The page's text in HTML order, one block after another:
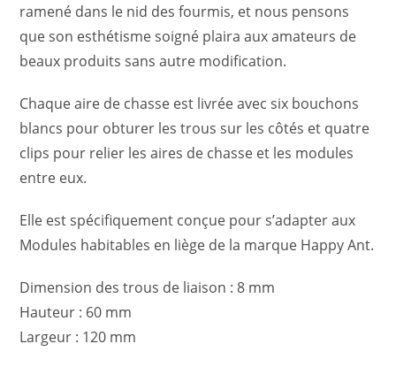
ramené dans le nid des fourmis, et nous pensons
que son esthétisme soigné plaira aux amateurs de
beaux produits sans autre modification.
Chaque aire de chasse est livrée avec six bouchons
blancs pour obturer les trous sur les côtés et quatre
clips pour relier les aires de chasse et les modules
entre eux.
Elle est spécifiquement conçue pour s’adapter aux
Modules habitables en liège de la marque Happy Ant.
Dimension des trous de liaison : 8 mm
Hauteur : 60 mm
Largeur : 120 mm